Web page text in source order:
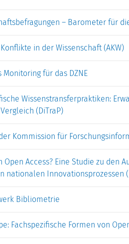
– Barometer für
in der Wissenschaft (AKW)
für das DZNE
Wissenstransferpraktiken:
(DiTraP)
Kommission für
Access? Eine Studie zu den
nationalen Innovationsprozessen
Bibliometrie
Fachspezifische Formen von